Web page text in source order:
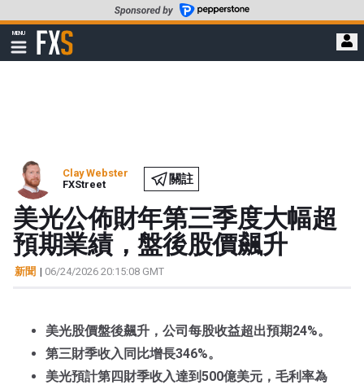
至
要
MENU
顯
示
FXStreet
Clay Webster
FXStreet
關註
美光公佈財年第三季度大幅超
預期業績，盤後股價飆升
新聞 | 06/24/2026 20:15:08 GMT
美光股價盤後飆升，公司每股收益超出預期24%。
第三財季收入同比增長346%。
美光預計第四財季收入達到500億美元，毛利率為